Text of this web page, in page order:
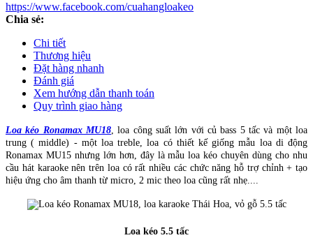
https://www.facebook.com/cuahangloakeo
Chia sẻ:
Chi tiết
Thương hiệu
Đặt hàng nhanh
Đánh giá
Xem hướng dẫn thanh toán
Quy trình giao hàng
Loa kéo Ronamax MU18 , loa công suất lớn với củ bass 5 tấc và một loa
trung ( middle) - một loa treble, loa có thiết kế giống mẫu loa di động
Ronamax MU15 nhưng lớn hơn, đây là mẫu loa kéo chuyên dùng cho nhu
cầu hát karaoke nên trên loa có rất nhiều các chức năng hỗ trợ chỉnh + tạo
hiệu ứng cho âm thanh từ micro, 2 mic theo loa cũng rất nhẹ....
Loa kéo 5.5 tấc